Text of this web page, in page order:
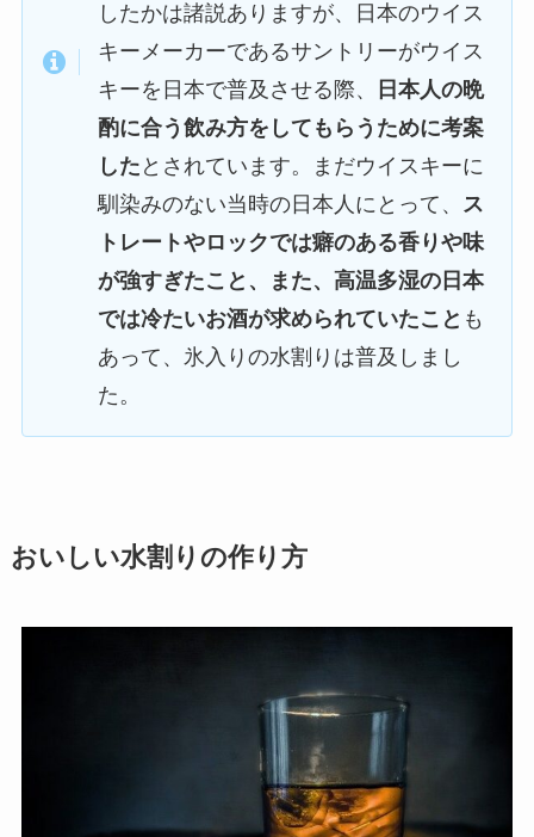
したかは諸説ありますが、日本のウイス
キーメーカーであるサントリーがウイス
キーを日本で普及させる際、
日本人の晩
酌に合う飲み方をしてもらうために考案
した とされています。まだウイスキーに
馴染みのない当時の日本人にとって、 ス
トレートやロックでは癖のある香りや味
が強すぎたこと、また、高温多湿の日本
では冷たいお酒が求められていたこと も
あって、氷入りの水割りは普及しまし
た。
おいしい水割りの作り方